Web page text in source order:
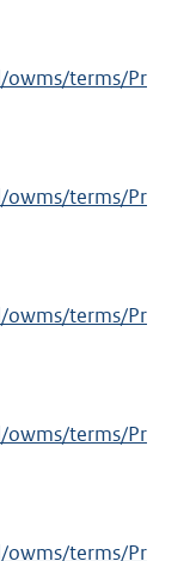
owms/terms/Pr
owms/terms/Pr
owms/terms/Pr
owms/terms/Pr
owms/terms/Pr